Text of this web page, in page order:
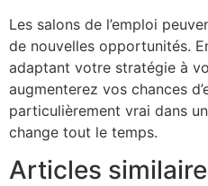
Les salons de l’emploi
de nouvelles opportunités.
adaptant votre stratégie à
augmenterez vos chances
particulièrement vrai dans
change tout le temps.
Articles